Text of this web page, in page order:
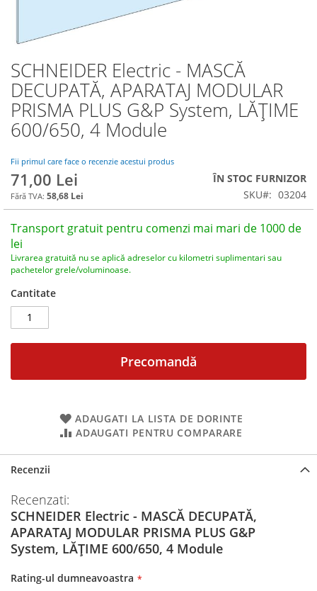
SCHNEIDER Electric - MASCĂ
DECUPATĂ, APARATAJ MODULAR
PRISMA PLUS G&P System, LĂȚIME
600/650, 4 Module
Fii primul care face o recenzie acestui produs
71,00 Lei
58,68 Lei
ÎN STOC FURNIZOR
SKU
03204
Transport gratuit pentru comenzi mai mari de 1000 de
lei
Livrarea gratuită nu se aplică adreselor cu kilometri suplimentari sau
pachetelor grele/voluminoase.
Cantitate
Precomandă
ADAUGATI LA LISTA DE DORINTE
ADAUGATI PENTRU COMPARARE
Skip
to
the
beginning
of
the
gallery
Recenzii
Recenzati:
SCHNEIDER Electric - MASCĂ DECUPATĂ,
APARATAJ MODULAR PRISMA PLUS G&P
System, LĂȚIME 600/650, 4 Module
Rating-ul dumneavoastra